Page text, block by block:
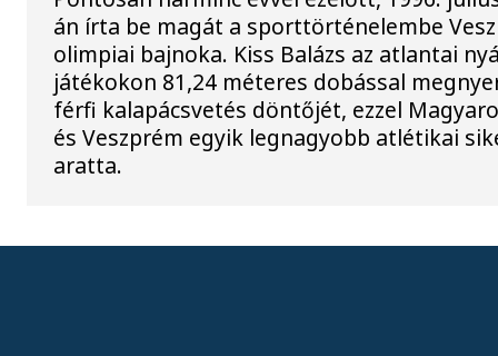
án írta be magát a sporttörténelembe
olimpiai bajnoka. Kiss Balázs az atlantai
játékokon 81,24 méteres dobással
férfi kalapácsvetés döntőjét, ezzel
és Veszprém egyik legnagyobb atlétikai
aratta.